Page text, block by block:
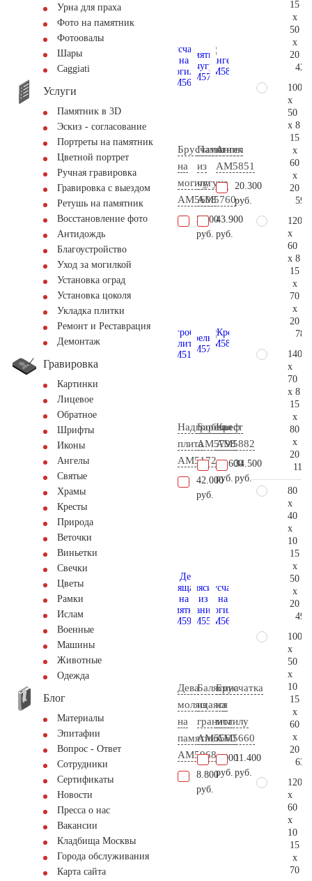
Урна для праха
Фото на памятник
Фотоовалы
Шары
Сaggiati
Услуги
Памятник в 3D
Эскиз - согласование
Портреты на памятник
Цветной портрет
Ручная гравировка
Гравировка с выездом
Ретушь на памятник
Восстановление фото
Антидождь
Благоустройство
Уход за могилкой
Установка оград
Установка цоколя
Укладка плитки
Ремонт и Реставрация
Демонтаж
Гравировка
Картинки
Лицевое
Обратное
Шрифты
Иконы
Ангелы
Святые
Храмы
Кресты
Природа
Веточки
Виньетки
Свечки
Цветы
Рамки
Ислам
Военные
Машины
Животные
Одежда
Блог
Материалы
Эпитафии
Вопрос - Ответ
Сотрудники
Сертификаты
Новости
Пресса о нас
Вакансии
Кладбища Москвы
Города обслуживания
Карта сайта
Брусчатка
на
могилу
AM5608
3.500
руб.
Памятник
из
чугуна
AM5760
43.900
руб.
Ангел
AM5851
20.300
руб.
Надгробная
плита
AM5172
42.000
руб.
Барельеф
AM5798
17.600
руб.
Крест
AM5882
34.500
руб.
Дева
молящаяся
на
памятник
AM5968
8.800
руб.
Балясина
из
гранита
AM5560
4.000
руб.
Брусчатка
на
могилу
AM5660
11.400
руб.
15
x
50
x
20
100
x
50
x 8
15
x
60
x
20
120
x
60
x 8
15
x
70
x
20
140
x
70
x 8
15
x
80
x
20
80
x
40
x
10
15
x
50
x
20
100
x
50
x
10
15
x
60
x
20
120
x
60
x
10
15
x
70